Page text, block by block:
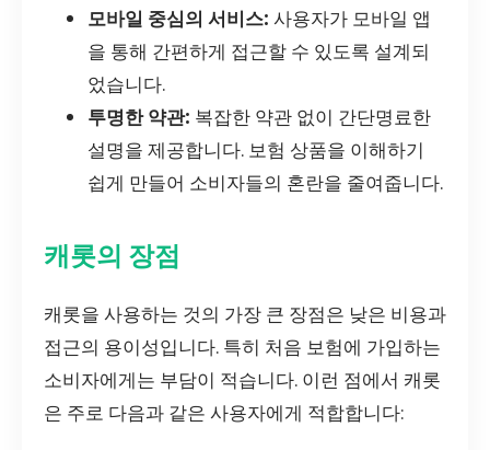
모바일 중심의 서비스: 사용자가 모바일 앱
을 통해 간편하게 접근할 수 있도록 설계되
었습니다.
투명한 약관: 복잡한 약관 없이 간단명료한
설명을 제공합니다. 보험 상품을 이해하기
쉽게 만들어 소비자들의 혼란을 줄여줍니다.
캐롯의 장점
캐롯을 사용하는 것의 가장 큰 장점은 낮은 비용과
접근의 용이성입니다. 특히 처음 보험에 가입하는
소비자에게는 부담이 적습니다. 이런 점에서 캐롯
은 주로 다음과 같은 사용자에게 적합합니다: